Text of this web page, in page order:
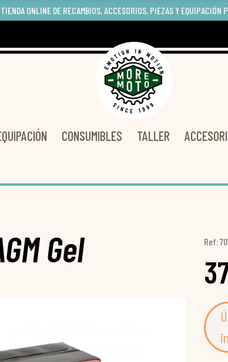
ONLINE DE RECAMBIOS, ACCESORIOS, PIEZAS Y EQUIPACIÓN
CONSUMIBLES TALLER
Gel Ref: